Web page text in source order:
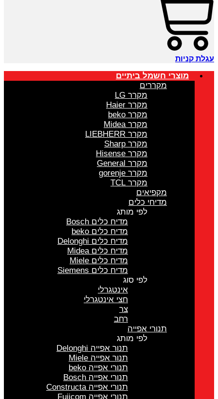
עגלת קניות
מוצרי חשמל ביתיים
מקררים
מקרר LG
מקרר Haier
מקרר beko
מקרר Midea
מקרר LIEBHERR
מקרר Sharp
מקרר Hisense
מקרר General
מקרר gorenje
מקרר TCL
מקפיאים
מדיחי כלים
לפי מותג
מדיח כלים Bosch
מדיח כלים beko
מדיח כלים Delonghi
מדיח כלים Midea
מדיח כלים Miele
מדיח כלים Siemens
לפי סוג
אינטגרלי
חצי אינטגרלי
צר
רחב
תנורי אפייה
לפי מותג
תנור אפייה Delonghi
תנור אפייה Miele
תנורי אפייה beko
תנורי אפייה Bosch
תנורי אפייה Constructa
תנורי אפייה Fujicom